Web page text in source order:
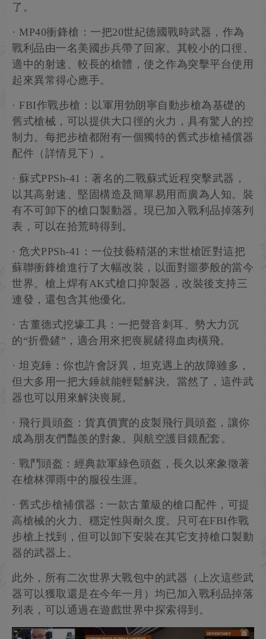
了。
· MP40衝鋒槍：一把20世紀德國戰時武器，作為
戰利品由一名美國步兵帶了回家。其較小的口徑、
適中的射速、較長的槍體，使之作為突擊平台使用
起來異常得心應手。
· FBI作戰步槍：以軍用勃朗寧自動步槍為基礎的
舊式槍械，可以提供大口徑的火力，具有驚人的控
制力。每把步槍都附有一個獨特的舊式步槍補償器
配件（詳情見下）。
· 蘇式PPSh-41：著名的二戰蘇式近程突擊武器，
以其高射速、堅固構造及簡單易用而廣為人知。裝
有不可卸下的槍口製動器。現已加入戰利品掉落列
表，可以在拾荒時得到。
· 危犬PPSh-41：一位技藝精湛的末世槍匠對這把
蘇聯衝鋒槍進行了大幅改裝，以面對噩夢般的當今
世界。槍上焊有AK式槍口抑製器，改裝後支持三
連發，還包含其他優化。
· 古董德式挖壕工具：一把聲音刺耳、勢大力沉
的“折疊鏟”，適合用來把喪屍鏟得血肉橫飛。
· 坦克錘：你也許會訝異，坦克遇上的故障雖多，
但大多用一把大錘就能輕鬆解決。當然了，這件武
器也可以用來解決喪屍。
· 飛行員頭盔：貨真價實的皮製飛行員頭盔，讓你
成為朋友們豔羨的對象。與航空護目鏡配套。
· 戰鬥頭盔：經典款軍綠色頭盔，長久以來象徵著
在槍林彈雨中的服役生涯。
· 舊式步槍補償器：一款古董級的槍口配件，可提
高槍械的火力、穩定性與耐久度。只可在FBI作戰
步槍上找到，但可以卸下安裝在其它支持槍口製動
器的武器上。
此外，所有二次世界大戰包中的武器（上次這些武
器可以獲取還是在今年一月）均已加入戰利品掉落
列表，可以通過在遊戲世界中探索得到。